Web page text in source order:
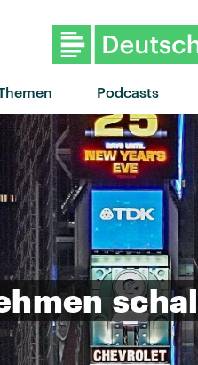
Podcasts